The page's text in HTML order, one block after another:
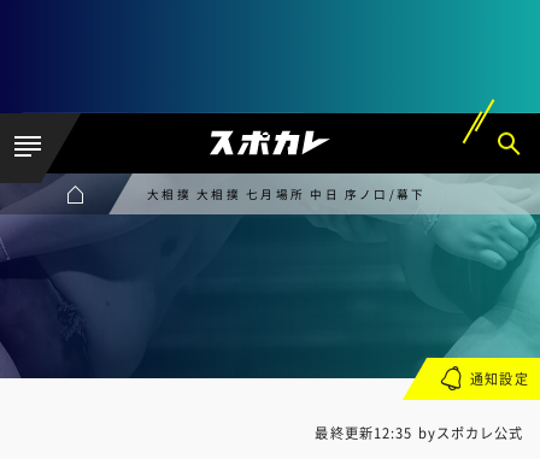
大相撲 大相撲 七月場所 中日 序ノ口/幕下
最終更新12:35 byスポカレ公式
通知設定